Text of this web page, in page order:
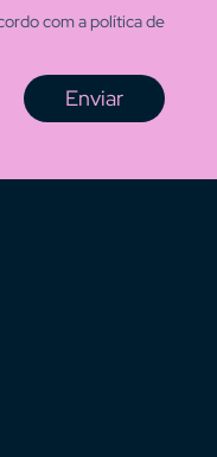
com a política de
Enviar